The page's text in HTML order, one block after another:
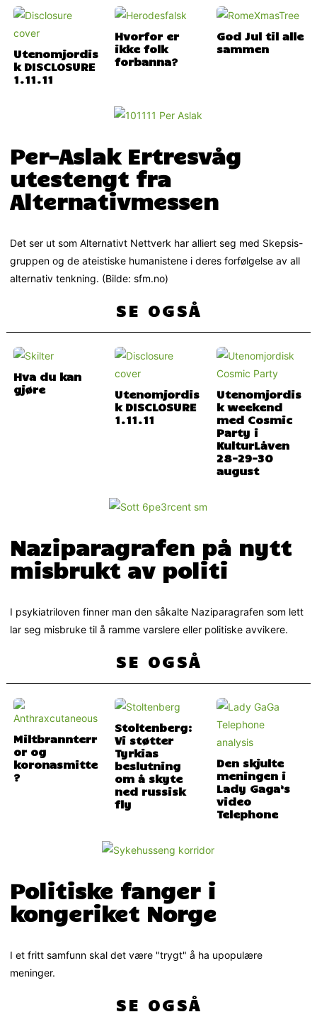
Utenomjordis
k DISCLOSURE
1.11.11
Hvorfor er
ikke folk
forbanna?
God Jul til alle
sammen
Per-Aslak Ertresvåg
utestengt fra
Alternativmessen
Det ser ut som Alternativt Nettverk har alliert seg med Skepsis-
gruppen og de ateistiske humanistene i deres forfølgelse av all
alternativ tenkning. (Bilde: sfm.no)
SE OGSÅ
Hva du kan
gjøre
Utenomjordis
k DISCLOSURE
1.11.11
Utenomjordis
k weekend
med Cosmic
Party i
KulturLåven
28-29-30
august
Naziparagrafen på nytt
misbrukt av politi
I psykiatriloven finner man den såkalte Naziparagrafen som lett
lar seg misbruke til å ramme varslere eller politiske avvikere.
SE OGSÅ
Miltbrannterr
or og
koronasmitte
?
Stoltenberg:
Vi støtter
Tyrkias
beslutning
om å skyte
ned russisk
fly
Den skjulte
meningen i
Lady Gaga’s
video
Telephone
Politiske fanger i
kongeriket Norge
I et fritt samfunn skal det være "trygt" å ha upopulære
meninger.
SE OGSÅ